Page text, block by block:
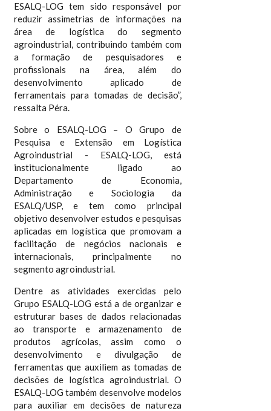
ESALQ-LOG tem sido responsável por
reduzir assimetrias de informações na
área de logística do segmento
agroindustrial, contribuindo também com
a formação de pesquisadores e
profissionais na área, além do
desenvolvimento aplicado de
ferramentais para tomadas de decisão”,
ressalta Péra.
Sobre o ESALQ-LOG – O Grupo de
Pesquisa e Extensão em Logística
Agroindustrial - ESALQ-LOG, está
institucionalmente ligado ao
Departamento de Economia,
Administração e Sociologia da
ESALQ/USP, e tem como principal
objetivo desenvolver estudos e pesquisas
aplicadas em logística que promovam a
facilitação de negócios nacionais e
internacionais, principalmente no
segmento agroindustrial.
Dentre as atividades exercidas pelo
Grupo ESALQ-LOG está a de organizar e
estruturar bases de dados relacionadas
ao transporte e armazenamento de
produtos agrícolas, assim como o
desenvolvimento e divulgação de
ferramentas que auxiliem as tomadas de
decisões de logística agroindustrial. O
ESALQ-LOG também desenvolve modelos
para auxiliar em decisões de natureza